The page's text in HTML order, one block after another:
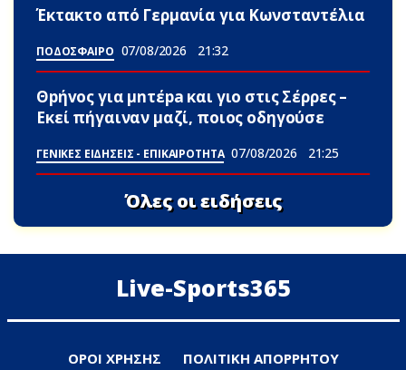
Έκτακτο από Γερμανία για Κωνσταντέλια
ΠΟΔΟΣΦΑΙΡΟ 07/08/2026 21:32
Θpήvος για μnτέpa και γιο στις Σέρρες –
Εκεί πήγαιναν μαζί, ποιος οδηγούσε
ΓΕΝΙΚΕΣ ΕΙΔΗΣΕΙΣ - ΕΠΙΚΑΙΡΟΤΗΤΑ 07/08/2026 21:25
Όλες οι ειδήσεις
Live-Sports365
ΟΡΟΙ ΧΡΗΣΗΣ ΠΟΛΙΤΙΚΗ ΑΠΟΡΡΗΤΟΥ